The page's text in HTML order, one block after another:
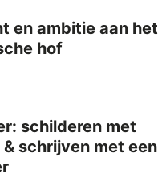
en ambitie aan het
hof
schilderen met
schrijven met een